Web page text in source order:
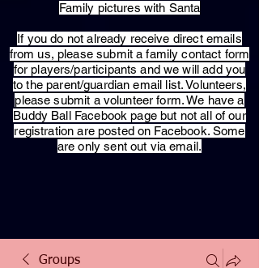
Family pictures with Santa
​If you do not already receive direct emails
from us, please submit a family contact form
for players/participants and we will add you
to the parent/guardian email list. Volunteers,
please submit a volunteer form. We have a
Buddy Ball Facebook page but not all of our
registration are posted on Facebook. Some
are only sent out via email.
Groups